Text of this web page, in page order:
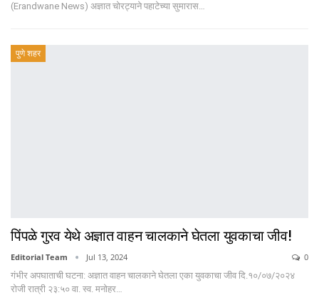
(Erandwane News) अज्ञात चोरट्याने पहाटेच्या सुमारास…
पुणे शहर
पिंपळे गुरव येथे अज्ञात वाहन चालकाने घेतला युवकाचा जीव!
Editorial Team Jul 13, 2024
0
गंभीर अपघाताची घटना: अज्ञात वाहन चालकाने घेतला एका युवकाचा जीव दि.१०/०७/२०२४
रोजी रात्री २३:५० वा. स्व. मनोहर…